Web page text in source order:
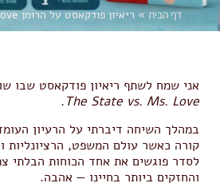
דף הבית » ריאיון פודקאסט על הרומן The State vs. Ms. Love
אני שמח לשתף ריאיון פודקאסט שבו
The State vs. Ms. Love
.
במהלך השיחה דיברתי על הרעיון
קורה כאשר עולם המשפט, הרציונליות
לסדר פוגשים את אחד הכוחות הבלתי
והחזקים ביותר בחיינו — אהבה.